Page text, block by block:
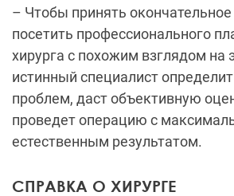
– Чтобы принять
посетить профессионального
хирурга с похожим взглядом на
истинный специалист
проблем, даст объективную
проведет операцию с
естественным результатом.
СПРАВКА О ХИРУРГЕ